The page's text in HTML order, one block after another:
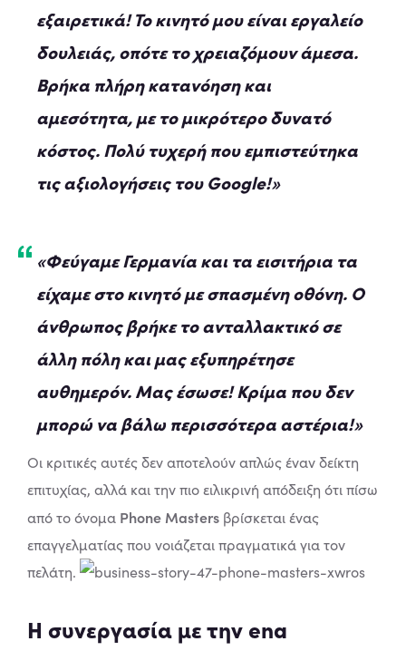
εξαιρετικά! Το κινητό μου είναι εργαλείο
δουλειάς, οπότε το χρειαζόμουν άμεσα.
Βρήκα πλήρη κατανόηση και
αμεσότητα, με το μικρότερο δυνατό
κόστος. Πολύ τυχερή που εμπιστεύτηκα
τις αξιολογήσεις του Google!»
«Φεύγαμε Γερμανία και τα εισιτήρια τα
είχαμε στο κινητό με σπασμένη οθόνη. Ο
άνθρωπος βρήκε το ανταλλακτικό σε
άλλη πόλη και μας εξυπηρέτησε
αυθημερόν. Μας έσωσε! Κρίμα που δεν
μπορώ να βάλω περισσότερα αστέρια!»
Οι κριτικές αυτές δεν αποτελούν απλώς έναν δείκτη
επιτυχίας, αλλά και την πιο ειλικρινή απόδειξη ότι πίσω
από το όνομα Phone Masters βρίσκεται ένας
επαγγελματίας που νοιάζεται πραγματικά για τον
πελάτη.
Η συνεργασία με την ena